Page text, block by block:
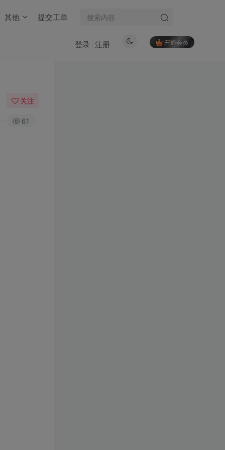
其他 提交工单
开通会员
登录 注册
关注
61